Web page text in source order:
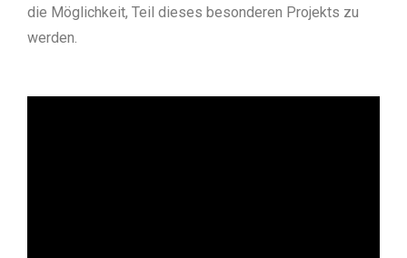
die Möglichkeit, Teil dieses besonderen Projekts zu
werden.